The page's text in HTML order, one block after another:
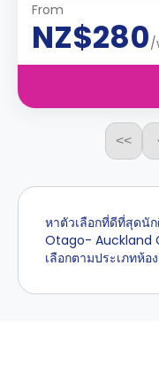
From
NZ$280/
<<
หาตัวเลือกที่ดีที่สุดนั
Otago- Auckland
เลือกตามประเภทห้